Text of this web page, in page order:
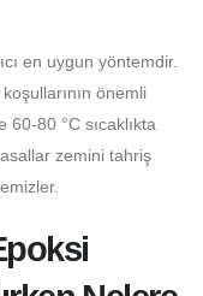
en uygun yöntemdir.
önemli
80 °C sıcaklıkta
zemini tahriş